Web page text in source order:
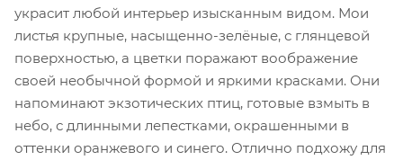
украсит любой интерьер изысканным видом. Мои
листья крупные, насыщенно-зелёные, с глянцевой
поверхностью, а цветки поражают воображение
своей необычной формой и яркими красками. Они
напоминают экзотических птиц, готовые взмыть в
небо, с длинными лепестками, окрашенными в
оттенки оранжевого и синего. Отлично подхожу для